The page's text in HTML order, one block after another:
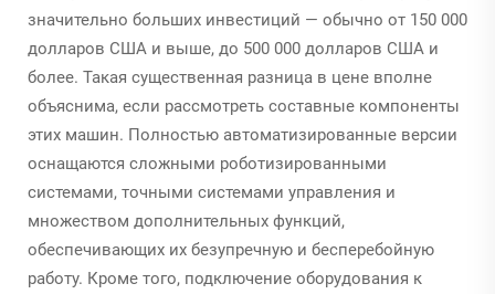
значительно больших инвестиций — обычно от 150 000
долларов США и выше, до 500 000 долларов США и
более. Такая существенная разница в цене вполне
объяснима, если рассмотреть составные компоненты
этих машин. Полностью автоматизированные версии
оснащаются сложными роботизированными
системами, точными системами управления и
множеством дополнительных функций,
обеспечивающих их безупречную и бесперебойную
работу. Кроме того, подключение оборудования к